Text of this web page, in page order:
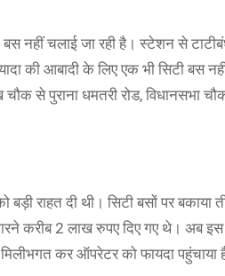
नहीं चलाई जा रही है। स्टेशन से
की आबादी के लिए एक भी सिटी बस
से पुराना धमतरी रोड, विधानसभा
राहत दी थी। सिटी बसों पर
करीब 2 लाख रुपए दिए गए थे। अब
कर ऑपरेटर को फायदा